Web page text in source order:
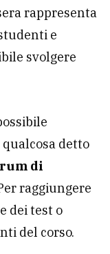
rappresenta
e
svolgere
detto
di
raggiungere
dei test o
del corso.